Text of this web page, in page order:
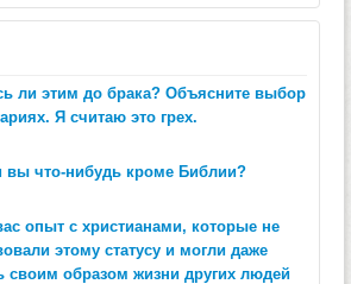
ли этим до брака? Объясните выбор
Я считаю это грех.
вы что-нибудь кроме Библии?
опыт с христианами, которые не
этому статусу и могли даже
своим образом жизни других людей